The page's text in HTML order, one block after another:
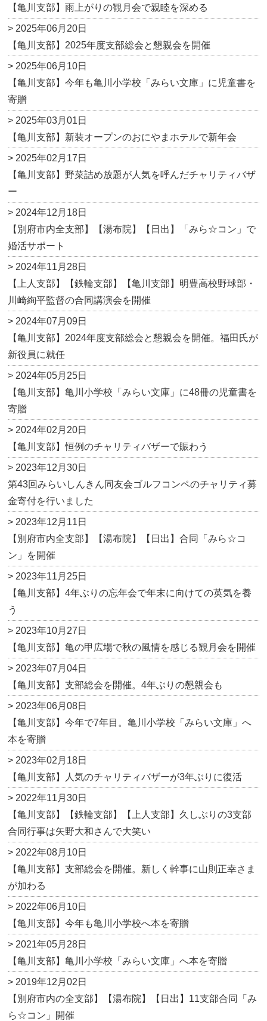
【亀川支部】雨上がりの観月会で親睦を深める
> 2025年06月20日
【亀川支部】2025年度支部総会と懇親会を開催
> 2025年06月10日
【亀川支部】今年も亀川小学校「みらい文庫」に児童書を
寄贈
> 2025年03月01日
【亀川支部】新装オープンのおにやまホテルで新年会
> 2025年02月17日
【亀川支部】野菜詰め放題が人気を呼んだチャリティバザ
ー
> 2024年12月18日
【別府市内全支部】【湯布院】【日出】「みら☆コン」で
婚活サポート
> 2024年11月28日
【上人支部】【鉄輪支部】【亀川支部】明豊高校野球部・
川崎絢平監督の合同講演会を開催
> 2024年07月09日
【亀川支部】2024年度支部総会と懇親会を開催。福田氏が
新役員に就任
> 2024年05月25日
【亀川支部】亀川小学校「みらい文庫」に48冊の児童書を
寄贈
> 2024年02月20日
【亀川支部】恒例のチャリティバザーで賑わう
> 2023年12月30日
第43回みらいしんきん同友会ゴルフコンペのチャリティ募
金寄付を行いました
> 2023年12月11日
【別府市内全支部】【湯布院】【日出】合同「みら☆コ
ン」を開催
> 2023年11月25日
【亀川支部】4年ぶりの忘年会で年末に向けての英気を養
う
> 2023年10月27日
【亀川支部】亀の甲広場で秋の風情を感じる観月会を開催
> 2023年07月04日
【亀川支部】支部総会を開催。4年ぶりの懇親会も
> 2023年06月08日
【亀川支部】今年で7年目。亀川小学校「みらい文庫」へ
本を寄贈
> 2023年02月18日
【亀川支部】人気のチャリティバザーが3年ぶりに復活
> 2022年11月30日
【亀川支部】【鉄輪支部】【上人支部】久しぶりの3支部
合同行事は矢野大和さんで大笑い
> 2022年08月10日
【亀川支部】支部総会を開催。新しく幹事に山則正幸さま
が加わる
> 2022年06月10日
【亀川支部】今年も亀川小学校へ本を寄贈
> 2021年05月28日
【亀川支部】亀川小学校「みらい文庫」へ本を寄贈
> 2019年12月02日
【別府市内の全支部】【湯布院】【日出】11支部合同「み
ら☆コン」開催